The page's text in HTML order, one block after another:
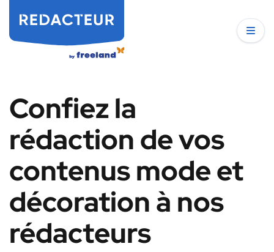
Confiez la
rédaction de vos
contenus mode et
décoration à nos
rédacteurs